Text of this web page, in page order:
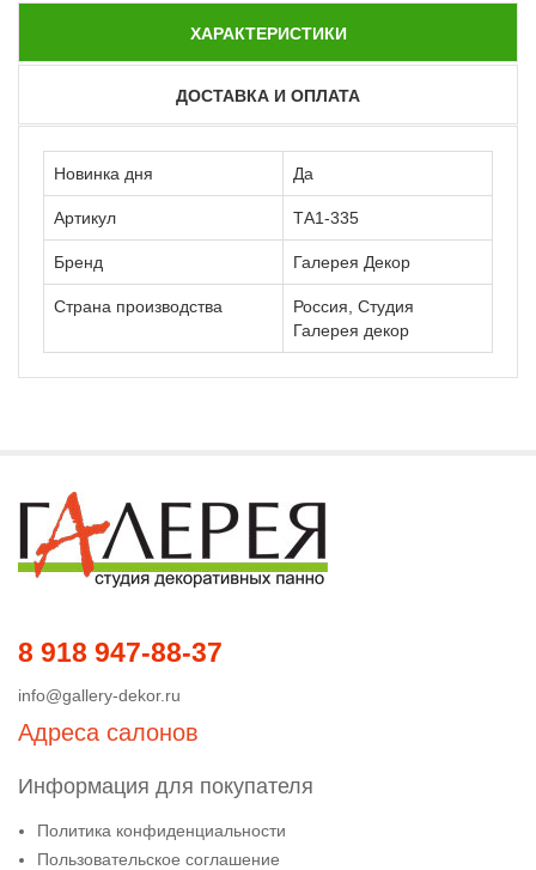
ХАРАКТЕРИСТИКИ
ДОСТАВКА И ОПЛАТА
Новинка дня Да
Артикул ТА1-335
Бренд Галерея Декор
Страна производства
Россия, Студия
Галерея декор
8 918 947-88-37
info@gallery-dekor.ru
Адреса салонов
Информация для покупателя
Политика конфиденциальности
Пользовательское соглашение